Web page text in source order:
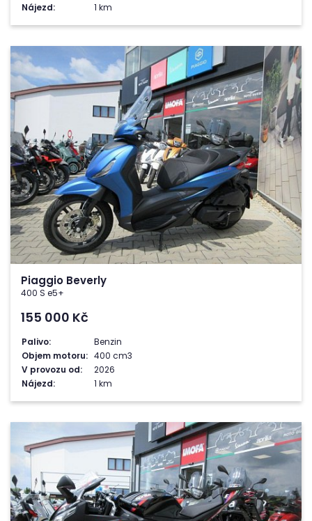
Nájezd:
1 km
Piaggio Beverly
400 S e5+
155 000 Kč
Palivo:
Benzin
Objem motoru: 400 cm3
V provozu od:
2026
Nájezd:
1 km